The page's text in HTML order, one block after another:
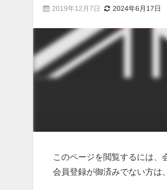
2019年12月7日 2024年6月17日
このページを閲覧するには、
会員登録が御済みでない方は、